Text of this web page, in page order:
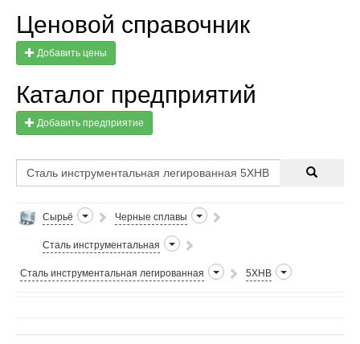
Ценовой справочник
Добавить цены
Каталог предприятий
Добавить предприятие
Сырьё Черные сплавы
Сталь инструментальная
Сталь инструментальная легированная 5ХНВ